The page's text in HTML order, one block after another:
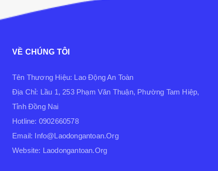
VỀ CHÚNG TÔI
Tên Thương Hiệu: Lao Động An Toàn
Địa Chỉ: Lầu 1, 253 Phạm Văn Thuận, Phường Tam Hiệp,
Tỉnh Đồng Nai
Hotline: 0902660578
Email: Info@laodongantoan.org
Website: Laodongantoan.org